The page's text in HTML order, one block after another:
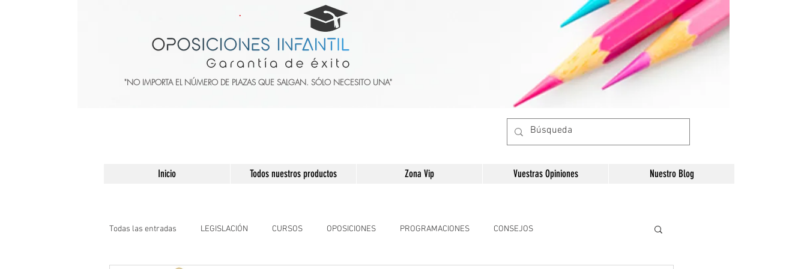
"NO IMPORTA EL NÚMERO DE PLAZAS QUE SALGAN. SÓLO NECESITO UNA"
Inicio Todos nuestros productos Zona Vip Vuestras Opiniones Nuestro Blog
Todas las entradas LEGISLACIÓN CURSOS OPOSICIONES PROGRAMACIONES CONSEJOS